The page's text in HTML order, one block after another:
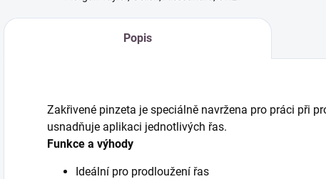
Popis
Zakřivené pinzeta je speciálně navržena pro práci při
usnadňuje aplikaci jednotlivých řas.
Funkce a výhody
Ideální pro prodloužení řas